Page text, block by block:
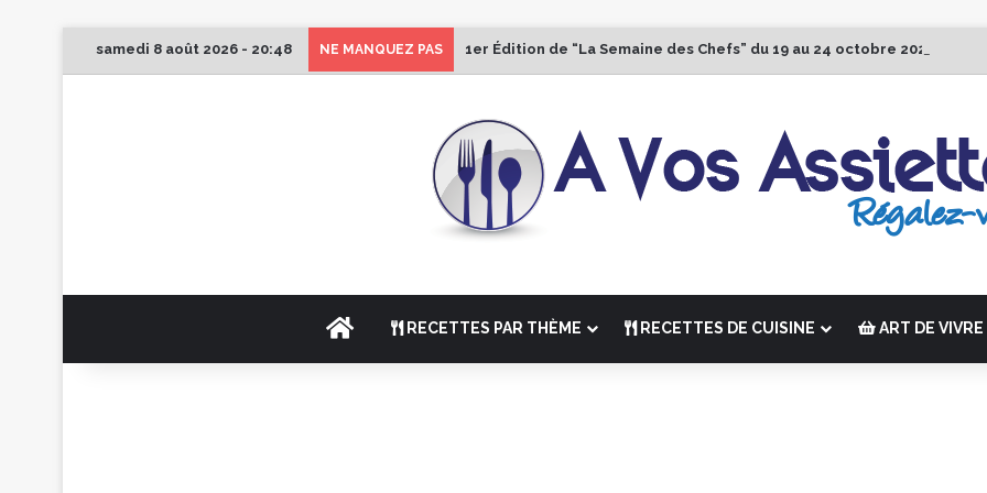
samedi 8 août 2026 - 20:48 NE MANQUEZ PAS 1er Édition de “La Semaine des Chefs” du 19 au 24 octobre 2026
ACCUEILRECETTES PAR THÈME RECETTES DE CUISINE ART DE VIVRE